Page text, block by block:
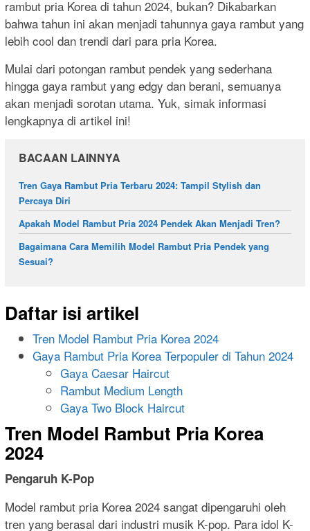
rambut pria Korea di tahun 2024, bukan? Dikabarkan
bahwa tahun ini akan menjadi tahunnya gaya rambut yang
lebih cool dan trendi dari para pria Korea.
Mulai dari potongan rambut pendek yang sederhana
hingga gaya rambut yang edgy dan berani, semuanya
akan menjadi sorotan utama. Yuk, simak informasi
lengkapnya di artikel ini!
BACAAN LAINNYA
Tren Gaya Rambut Pria Terbaru 2024: Tampil Stylish dan
Percaya Diri
Apakah Model Rambut Pria 2024 Pendek Akan Menjadi Tren?
Bagaimana Cara Memilih Model Rambut Pria Pendek yang
Sesuai?
Daftar isi artikel
Tren Model Rambut Pria Korea 2024
Gaya Rambut Pria Korea Terpopuler di Tahun 2024
Gaya Caesar Haircut
Rambut Medium Length
Gaya Two Block Haircut
Tren Model Rambut Pria Korea
2024
Pengaruh K-Pop
Model rambut pria Korea 2024 sangat dipengaruhi oleh
tren yang berasal dari industri musik K-pop. Para idol K-